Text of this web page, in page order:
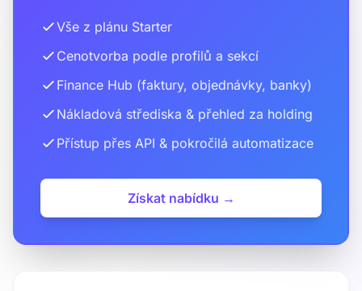
Vše z plánu Starter
Cenotvorba podle profilů a sekcí
Finance Hub (faktury, objednávky, banky)
Nákladová střediska & přehled za holding
Přístup přes API & pokročilá automatizace
Získat nabídku →